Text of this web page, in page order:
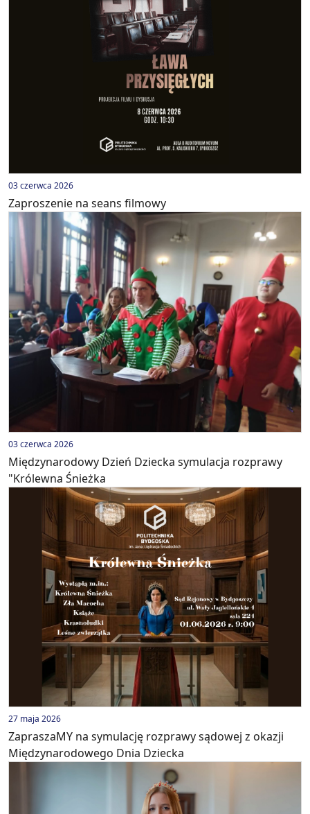
03 czerwca 2026
Zaproszenie na seans filmowy
03 czerwca 2026
Międzynarodowy Dzień Dziecka symulacja rozprawy
"Królewna Śnieżka
27 maja 2026
ZapraszaMY na symulację rozprawy sądowej z okazji
Międzynarodowego Dnia Dziecka